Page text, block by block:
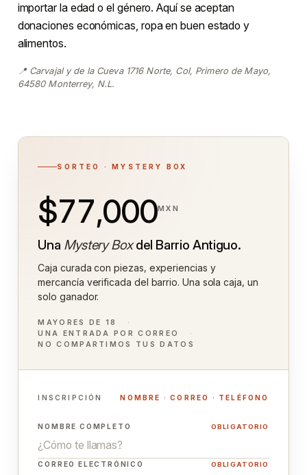
importar la edad o el género. Aquí se aceptan
donaciones económicas, ropa en buen estado y
alimentos.
📍 Carvajal y de la Cueva 1716 Norte, Col, Primero de Mayo,
64580 Monterrey, N.L.
SORTEO · MYSTERY BOX
$77,000MXN
Una Mystery Boxdel Barrio Antiguo.
Caja curada con piezas, experiencias y
mercancía verificada del barrio. Una sola caja, un
solo ganador.
MAYORES DE 18
UNA ENTRADA POR CORREO
NO COMPARTIMOS TUS DATOS
INSCRIPCIÓN NOMBRE · CORREO · TELÉFONO
NOMBRE COMPLETO OBLIGATORIO
CORREO ELECTRÓNICO OBLIGATORIO